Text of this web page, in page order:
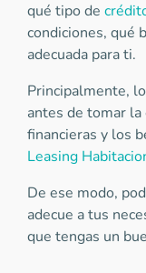
qué tipo de
condiciones, qué
adecuada para ti.
Principalmente,
antes de tomar
financieras y los
Leasing
De ese modo,
adecue a tus
que tengas un